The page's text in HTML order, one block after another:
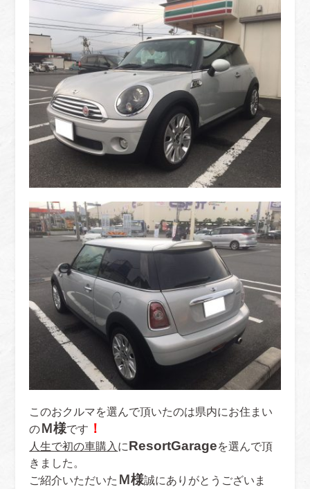
このおクルマを選んで頂いたのは県内にお住まい
のＭ様です ！
人生で初の車購入 にResortGarageを選んで頂
きました。
ご紹介いただいた Ｍ様誠にありがとうございま